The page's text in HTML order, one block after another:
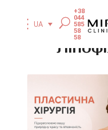
UA
+38
044
585
58
58